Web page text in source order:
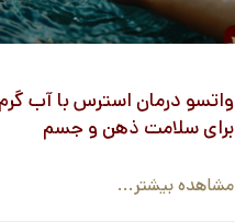
واتسو درمان استرس با آب
برای سلامت ذهن و جسم
مشاهده بیشتر...